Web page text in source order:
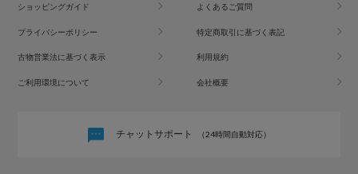
ショッピングガイド よくあるご質問
プライバシーポリシー 特定商取引に基づく表記
古物営業法に基づく表示 利用規約
ご利用環境について 会社概要
チャットサポート （24時間自動対応）